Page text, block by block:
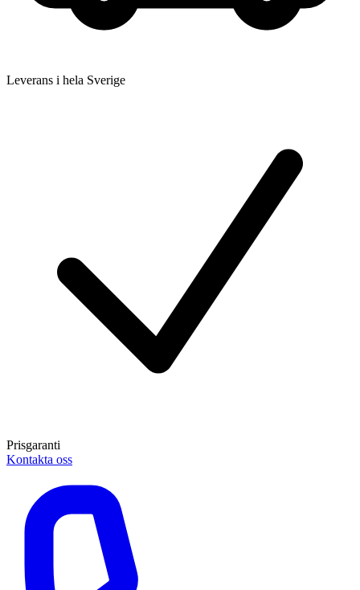
Leverans i hela Sverige
Prisgaranti
Kontakta oss